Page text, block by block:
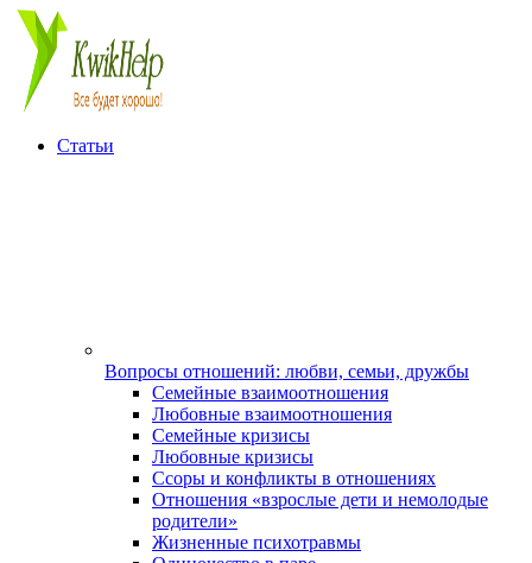
Статьи
Вопросы отношений: любви, семьи, дружбы
Семейные взаимоотношения
Любовные взаимоотношения
Семейные кризисы
Любовные кризисы
Ссоры и конфликты в отношениях
Отношения «взрослые дети и немолодые
родители»
Жизненные психотравмы